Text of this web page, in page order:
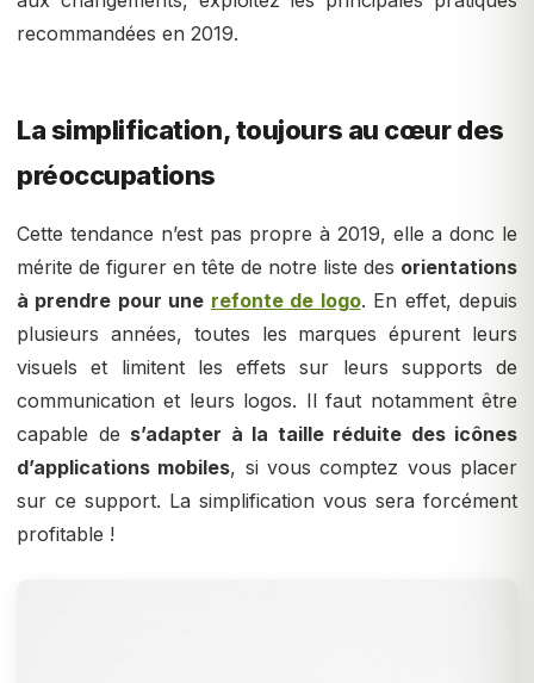
recommandées en 2019.
La simplification, toujours au cœur des
préoccupations
Cette tendance n’est pas propre à 2019, elle a donc le
mérite de figurer en tête de notre liste des orientations
à prendre pour une refonte de logo. En effet, depuis
plusieurs années, toutes les marques épurent leurs
visuels et limitent les effets sur leurs supports de
communication et leurs logos. Il faut notamment être
capable de s’adapter à la taille réduite des icônes
d’applications mobiles, si vous comptez vous placer
sur ce support. La simplification vous sera forcément
profitable !